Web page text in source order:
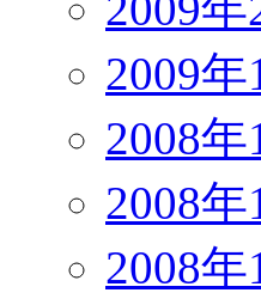
2009年
2008年
2008年
2008年